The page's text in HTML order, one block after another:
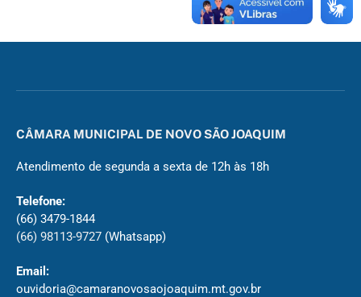
CÂMARA MUNICIPAL DE NOVO SÃO JOAQUIM
Atendimento de segunda a sexta de 12h às 18h
Telefone:
(66) 3479-1844
(66) 98113-9727 (Whatsapp)
Email:
ouvidoria@camaranovosaojoaquim.mt.gov.br